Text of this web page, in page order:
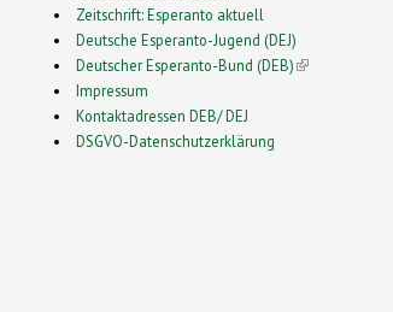
Zeitschrift: Esperanto aktuell
Deutsche Esperanto-Jugend (DEJ)
Deutscher Esperanto-Bund (DEB)(link is external)
Impressum
Kontaktadressen DEB/ DEJ
DSGVO-Datenschutzerklärung